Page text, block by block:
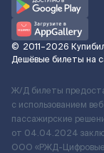
© 2011–2026
Дешёвые билеты на
Ж/Д билеты
с использованием
пассажирские
от 04.04.2024
ООО «РЖД-Цифровые